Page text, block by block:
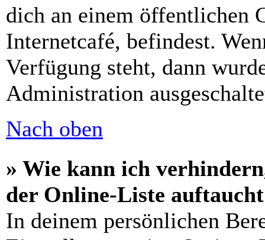
dich an einem öffentlichen
Internetcafé, befindest.
Verfügung steht, dann
Administration
Nach oben
» Wie kann ich
der Online-Liste
In deinem persönlichen